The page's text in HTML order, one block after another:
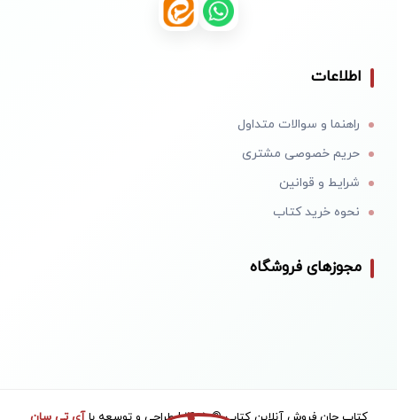
اطلاعات
راهنما و سوالات متداول
حریم خصوصی مشتری
شرایط و قوانین
نحوه خرید کتاب
مجوزهای فروشگاه